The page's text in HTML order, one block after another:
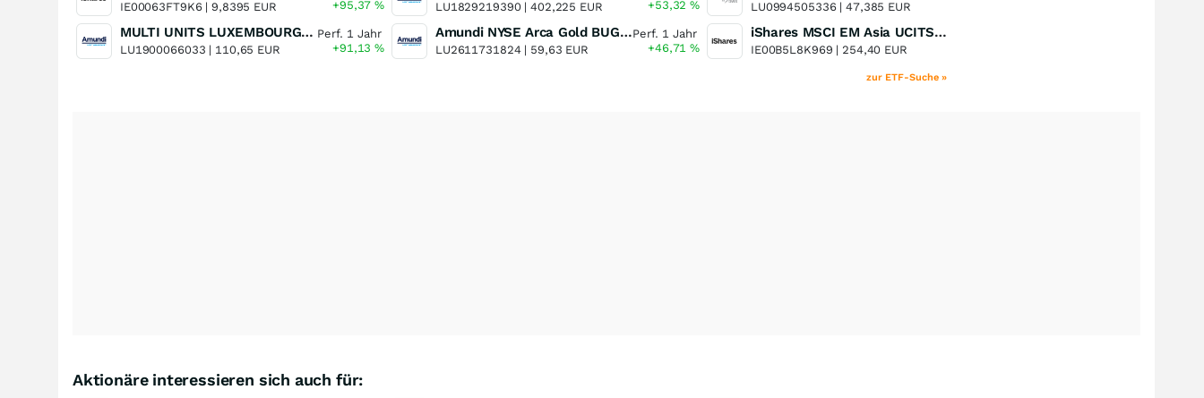
IE00063FT9K6 |9,8395 EUR
+95,37%
MULTI UNITS LUXEMBOURG - Lyxor MSCI Semiconductors ESG Filtered
LU1900066033 | 110,65 EUR
Perf. 1 Jahr
+91,13%
LU1829219390 |402,225 EUR
+53,32%
Amundi NYSE Arca Gold BUGS UCITS ETF Dist
LU2611731824 | 59,63 EUR
Perf. 1 Jahr
+46,71%
LU0994505336 |47,385 EUR
iShares MSCI EM Asia UCITS ETF
IE00B5L8K969 | 254,40 EUR
zur ETF-Suche »
Aktionäre interessieren sich auch für: